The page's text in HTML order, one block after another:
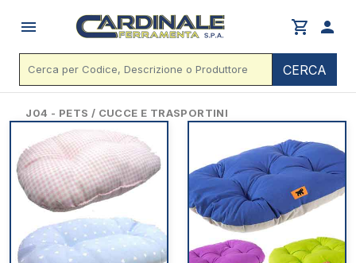
menu shopping_cart person
CERCA
J04 - PETS / CUCCE E TRASPORTINI